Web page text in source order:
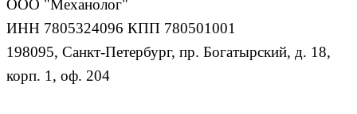
ООО "Механолог"
ИНН 7805324096 КПП 780501001
198095, Санкт-Петербург, пр. Богатырский, д. 18,
корп. 1, оф. 204